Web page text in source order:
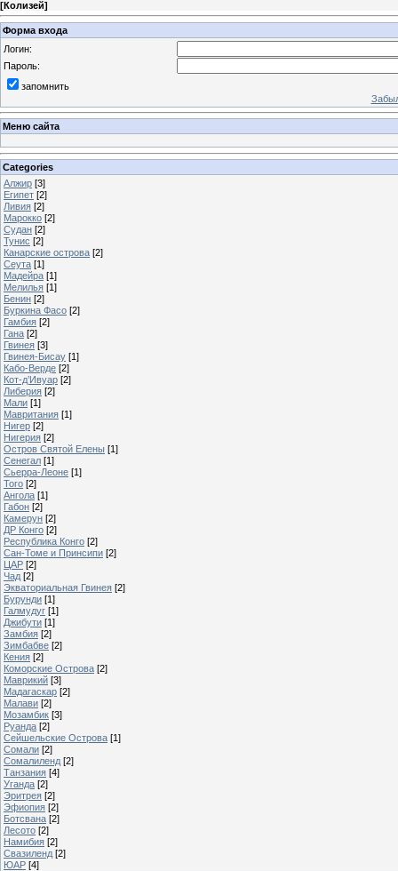
[Колизей]
Форма входа
Логин:
Пароль:
запомнить
Меню сайта
Categories
Алжир [3]
Египет [2]
Ливия [2]
Марокко [2]
Судан [2]
Тунис [2]
Канарские острова [2]
Сеута [1]
Мадейра [1]
Мелилья [1]
Бенин [2]
Буркина Фасо [2]
Гамбия [2]
Гана [2]
Гвинея [3]
Гвинея-Бисау [1]
Кабо-Верде [2]
Кот-д’Ивуар [2]
Либерия [2]
Мали [1]
Мавритания [1]
Нигер [2]
Нигерия [2]
Остров Святой Елены [1]
Сенегал [1]
Сьерра-Леоне [1]
Того [2]
Ангола [1]
Габон [2]
Камерун [2]
ДР Конго [2]
Республика Конго [2]
Сан-Томе и Принсипи [2]
ЦАР [2]
Чад [2]
Экваториальная Гвинея [2]
Бурунди [1]
Галмудуг [1]
Джибути [1]
Замбия [2]
Зимбабве [2]
Кения [2]
Коморские Острова [2]
Маврикий [3]
Мадагаскар [2]
Малави [2]
Мозамбик [3]
Руанда [2]
Сейшельские Острова [1]
Сомали [2]
Сомалиленд [2]
Танзания [4]
Уганда [2]
Эритрея [2]
Эфиопия [2]
Ботсвана [2]
Лесото [2]
Намибия [2]
Свазиленд [2]
ЮАР [4]